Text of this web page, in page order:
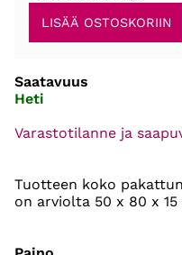
Saatavuus
Heti
Varastotilanne ja
Tuotteen koko
on arviolta 50 x 80 x 15